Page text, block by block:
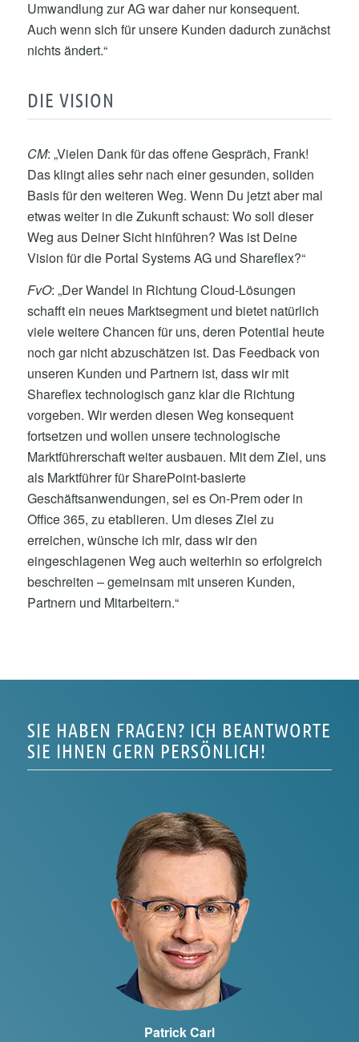
Umwandlung zur AG war daher nur konsequent.
Auch wenn sich für unsere Kunden dadurch zunächst
nichts ändert.“
DIE VISION
CM: „Vielen Dank für das offene Gespräch, Frank!
Das klingt alles sehr nach einer gesunden, soliden
Basis für den weiteren Weg. Wenn Du jetzt aber mal
etwas weiter in die Zukunft schaust: Wo soll dieser
Weg aus Deiner Sicht hinführen? Was ist Deine
Vision für die Portal Systems AG und Shareflex?“
FvO: „Der Wandel in Richtung Cloud-Lösungen
schafft ein neues Marktsegment und bietet natürlich
viele weitere Chancen für uns, deren Potential heute
noch gar nicht abzuschätzen ist. Das Feedback von
unseren Kunden und Partnern ist, dass wir mit
Shareflex technologisch ganz klar die Richtung
vorgeben. Wir werden diesen Weg konsequent
fortsetzen und wollen unsere technologische
Marktführerschaft weiter ausbauen. Mit dem Ziel, uns
als Marktführer für SharePoint-basierte
Geschäftsanwendungen, sei es On-Prem oder in
Office 365, zu etablieren. Um dieses Ziel zu
erreichen, wünsche ich mir, dass wir den
eingeschlagenen Weg auch weiterhin so erfolgreich
beschreiten – gemeinsam mit unseren Kunden,
Partnern und Mitarbeitern.“
SIE HABEN FRAGEN? ICH BEANTWORTE
SIE IHNEN GERN PERSÖNLICH!
Patrick Carl